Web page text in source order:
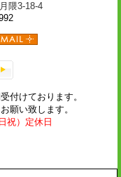
隈3-18-4
付けております。
願い致します。
日祝）定休日